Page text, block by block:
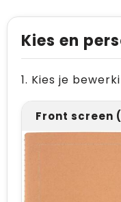
Kies en
1. Kies je
Front screen